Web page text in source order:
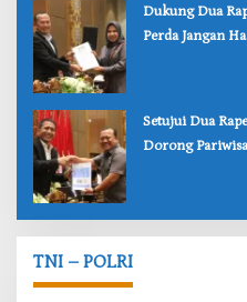
‎Dukung Dua
Perda Jangan
‎Setujui Dua
Dorong
TNI – POLRI